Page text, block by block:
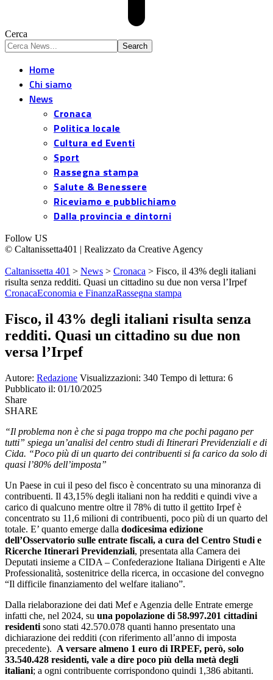
Cerca
Home
Chi siamo
News
Cronaca
Politica locale
Cultura ed Eventi
Sport
Rassegna stampa
Salute & Benessere
Riceviamo e pubblichiamo
Dalla provincia e dintorni
Follow US
© Caltanissetta401 | Realizzato da Creative Agency
Caltanissetta 401 > News > Cronaca > Fisco, il 43% degli italiani
risulta senza redditi. Quasi un cittadino su due non versa l’Irpef
CronacaEconomia e FinanzaRassegna stampa
Fisco, il 43% degli italiani risulta senza
redditi. Quasi un cittadino su due non
versa l’Irpef
Autore: Redazione Visualizzazioni: 340 Tempo di lettura: 6
Pubblicato il: 01/10/2025
Share
SHARE
“Il problema non è che si paga troppo ma che pochi pagano per
tutti” spiega un’analisi del centro studi di Itinerari Previdenziali e di
Cida. “Poco più di un quarto dei contribuenti si fa carico da solo di
quasi l’80% dell’imposta”
Un Paese in cui il peso del fisco è concentrato su una minoranza di
contribuenti. Il 43,15% degli italiani non ha redditi e quindi vive a
carico di qualcuno mentre oltre il 78% di tutto il gettito Irpef è
concentrato su 11,6 milioni di contribuenti, poco più di un quarto del
totale. E’ quanto emerge dalla dodicesima edizione
dell’Osservatorio sulle entrate fiscali, a cura del Centro Studi e
Ricerche Itinerari Previdenziali, presentata alla Camera dei
Deputati insieme a CIDA – Confederazione Italiana Dirigenti e Alte
Professionalità, sostenitrice della ricerca, in occasione del convegno
“Il difficile finanziamento del welfare italiano”.
Dalla rielaborazione dei dati Mef e Agenzia delle Entrate emerge
infatti che, nel 2024, su una popolazione di 58.997.201 cittadini
residenti sono stati 42.570.078 quanti hanno presentato una
dichiarazione dei redditi (con riferimento all’anno di imposta
precedente). A versare almeno 1 euro di IRPEF, però, solo
33.540.428 residenti, vale a dire poco più della metà degli
italiani; a ogni contribuente corrispondono quindi 1,386 abitanti.